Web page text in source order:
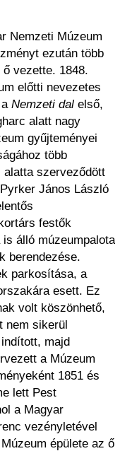
Nemzeti Múzeum
ezután több
vezette. 1848.
előtti nevezetes
Nemzeti dal első,
alatt nagy
gyűjteményei
több
alatta szerveződött
János László
festők
álló múzeumpalota
berendezése.
parkosítása, a
esett. Ez
volt köszönhető,
nem sikerül
majd
a Múzeum
1851 és
lett Pest
a Magyar
vezényletével
épülete az ő